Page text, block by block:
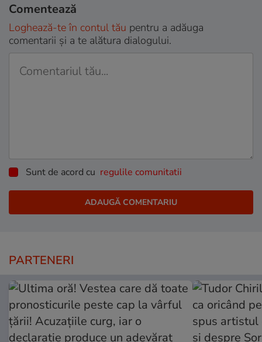
Comentează
Loghează-te în contul tău pentru a adăuga
comentarii și a te alătura dialogului.
Sunt de acord cu regulile comunitatii
PARTENERI